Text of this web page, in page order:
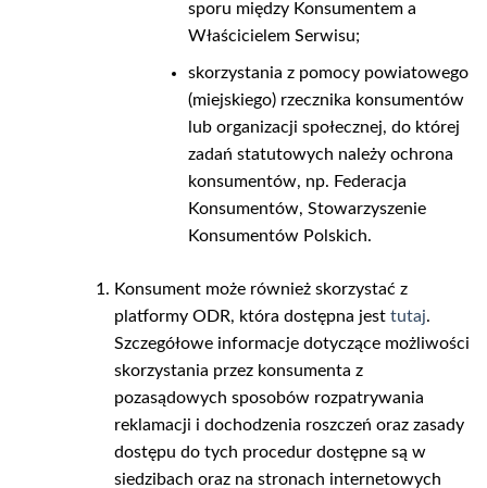
sporu między Konsumentem a
Właścicielem Serwisu;
skorzystania z pomocy powiatowego
(miejskiego) rzecznika konsumentów
lub organizacji społecznej, do której
zadań statutowych należy ochrona
konsumentów, np. Federacja
Konsumentów, Stowarzyszenie
Konsumentów Polskich.
Konsument może również skorzystać z
platformy ODR, która dostępna jest tutaj.
Szczegółowe informacje dotyczące możliwości
skorzystania przez konsumenta z
pozasądowych sposobów rozpatrywania
reklamacji i dochodzenia roszczeń oraz zasady
dostępu do tych procedur dostępne są w
siedzibach oraz na stronach internetowych